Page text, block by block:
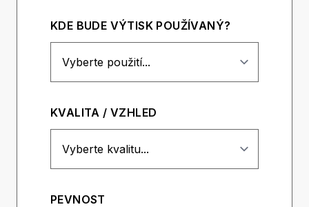
KDE BUDE VÝTISK POUŽÍVANÝ?
KVALITA / VZHLED
PEVNOST